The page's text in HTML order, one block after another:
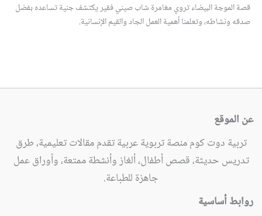
قصة الموجة البيضاء تروي مغامرة شاب صيني فقير يكتشف جنية تساعده بفضل
صدقه ونشاطه، وتعلمنا أهمية العمل الجاد والقيم الإنسانية.
عن الموقع
تربية دوت كوم منصة تربوية عربية تقدم مقالات تعليمية، طرق
تدريس حديثة، قصص أطفال، ألغاز وأنشطة ممتعة، وأوراق عمل
جاهزة للطباعة.
روابط أساسية